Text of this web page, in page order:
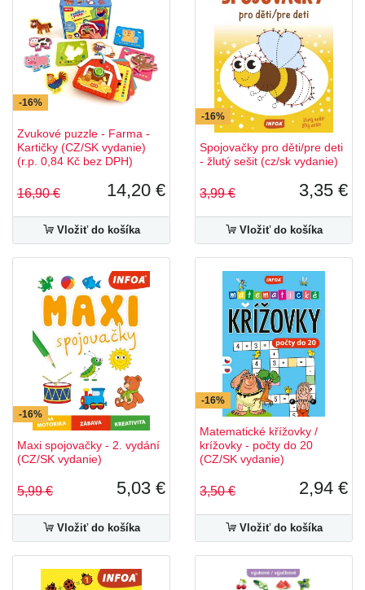
-16%
Zvukové puzzle - Farma -
Kartičky (CZ/SK vydanie)
(r.p. 0,84 Kč bez DPH)
16,90 € 14,20 €
Vložiť do košíka
-16%
Spojovačky pro děti/pre deti
- žlutý sešit (cz/sk vydanie)
3,99 € 3,35 €
Vložiť do košíka
-16%
Maxi spojovačky - 2. vydání
(CZ/SK vydanie)
5,99 € 5,03 €
Vložiť do košíka
-16%
Matematické křížovky /
krížovky - počty do 20
(CZ/SK vydanie)
3,50 € 2,94 €
Vložiť do košíka